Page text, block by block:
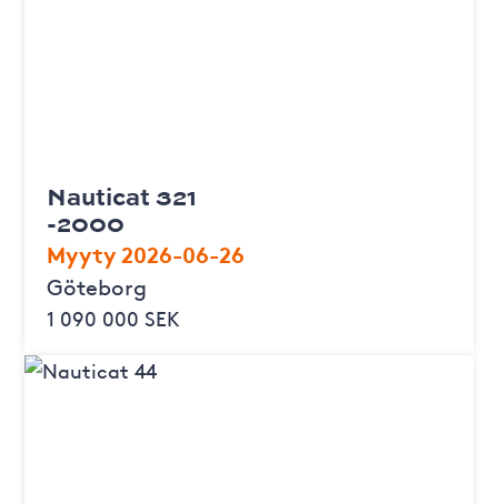
Nauticat 321
-2000
Myyty 2026-06-26
Göteborg
1 090 000 SEK